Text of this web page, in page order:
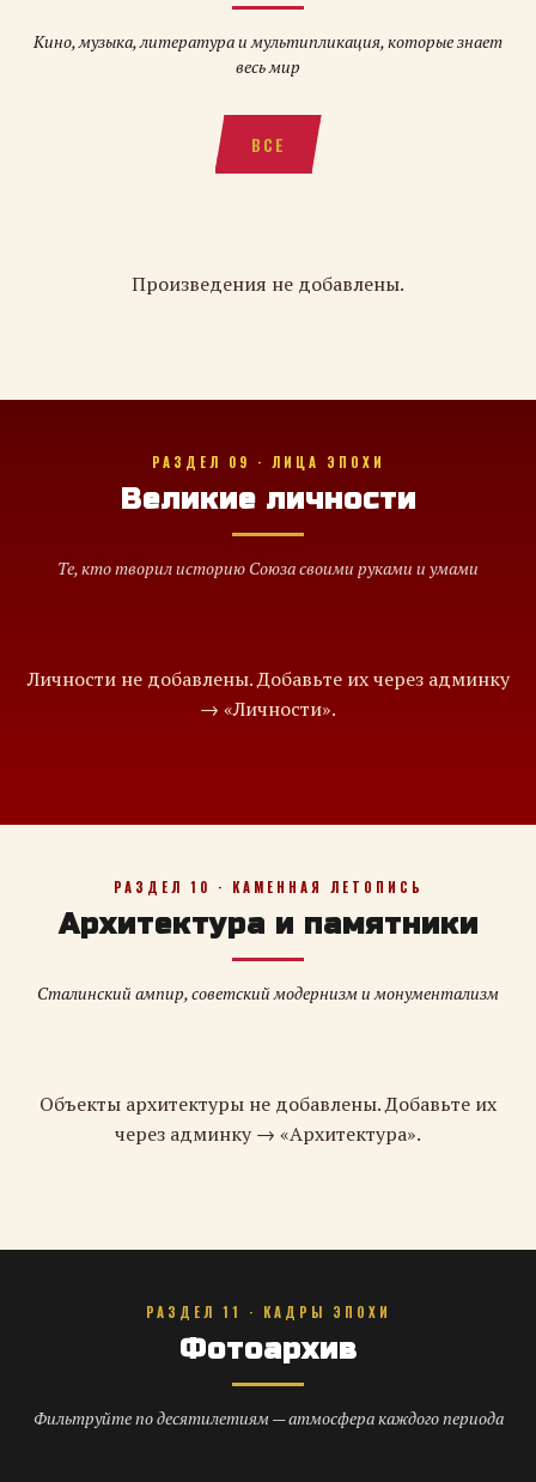
Кино, музыка, литература и мультипликация, которые знает
весь мир
ВСЕ
Произведения не добавлены.
РАЗДЕЛ 09 · ЛИЦА ЭПОХИ
Великие личности
Те, кто творил историю Союза своими руками и умами
Личности не добавлены. Добавьте их через админку
→ «Личности».
РАЗДЕЛ 10 · КАМЕННАЯ ЛЕТОПИСЬ
Архитектура и памятники
Сталинский ампир, советский модернизм и монументализм
Объекты архитектуры не добавлены. Добавьте их
через админку → «Архитектура».
РАЗДЕЛ 11 · КАДРЫ ЭПОХИ
Фотоархив
Фильтруйте по десятилетиям — атмосфера каждого периода